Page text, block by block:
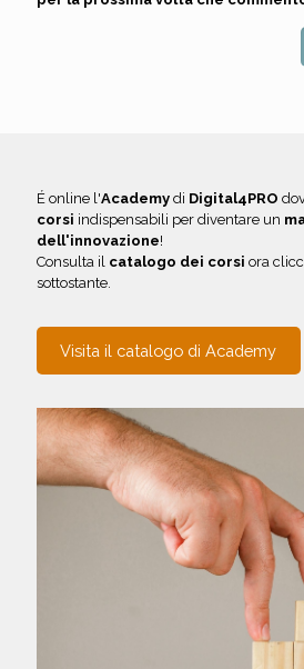
É online l'Academy di Digital4PRO
corsi indispensabili per diventare un
dell'innovazione!
Consulta il catalogo dei corsi ora
sottostante.
Visita il catalogo di Academy